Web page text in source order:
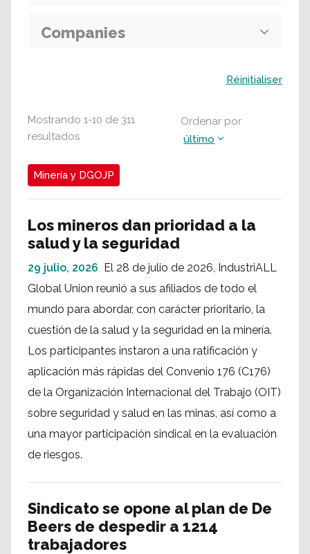
Mostrando 1-10 de 311
resultados
Ordenar por
último
Minería y DGOJP
Los mineros dan prioridad a la
salud y la seguridad
29 julio, 2026 El 28 de julio de 2026, IndustriALL
Global Union reunió a sus afiliados de todo el
mundo para abordar, con carácter prioritario, la
cuestión de la salud y la seguridad en la minería.
Los participantes instaron a una ratificación y
aplicación más rápidas del Convenio 176 (C176)
de la Organización Internacional del Trabajo (OIT)
sobre seguridad y salud en las minas, así como a
una mayor participación sindical en la evaluación
de riesgos.
Sindicato se opone al plan de De
Beers de despedir a 1214
trabajadores
Companies
Réinitialiser